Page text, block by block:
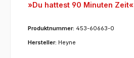
»Du hattest 90 Minuten Zeit«
Produktnummer: 453-60663-0
Hersteller: Heyne